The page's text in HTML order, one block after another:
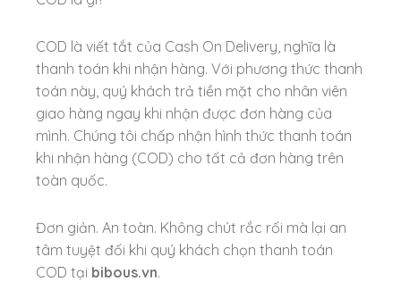
COD là viết tắt của Cash On Delivery, nghĩa là
thanh toán khi nhận hàng. Với phương thức thanh
toán này, quý khách trả tiền mặt cho nhân viên
giao hàng ngay khi nhận được đơn hàng của
mình. Chúng tôi chấp nhận hình thức thanh toán
khi nhận hàng (COD) cho tất cả đơn hàng trên
toàn quốc.
Đơn giản. An toàn. Không chút rắc rối mà lại an
tâm tuyệt đối khi quý khách chọn thanh toán
COD tại bibous.vn.